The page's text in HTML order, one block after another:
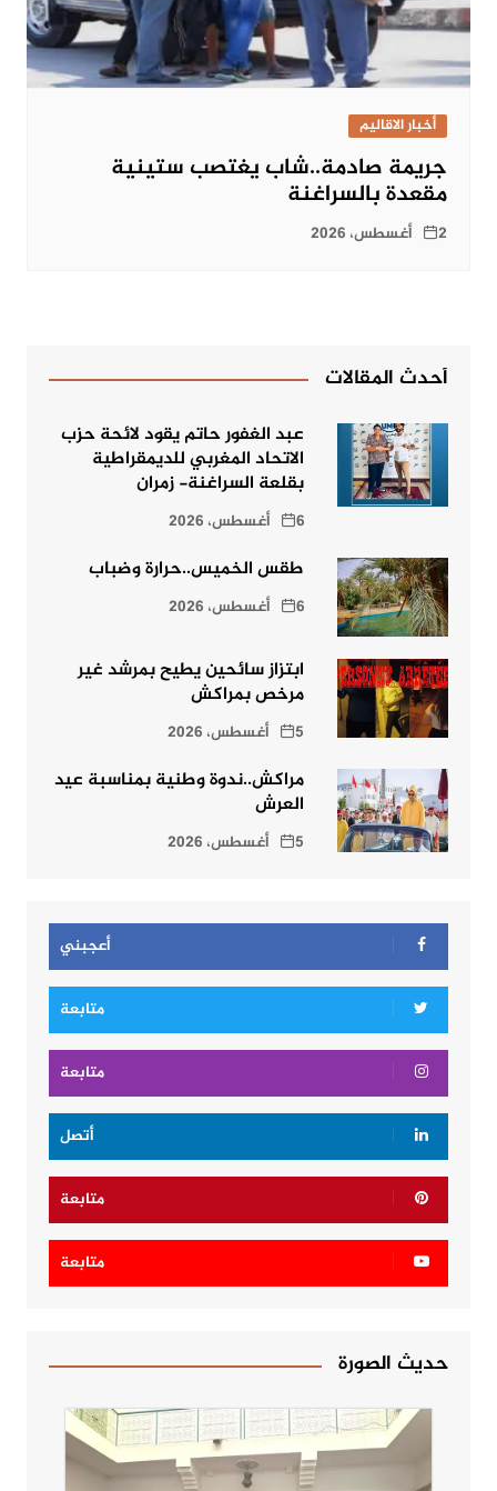
أخبار الاقاليم
جريمة صادمة..شاب يغتصب ستينية
مقعدة بالسراغنة
2 أغسطس، 2026
أحدث المقالات
عبد الغفور حاتم يقود لائحة حزب
الاتحاد المغربي للديمقراطية
بقلعة السراغنة- زمران
6 أغسطس، 2026
طقس الخميس..حرارة وضباب
6 أغسطس، 2026
ابتزاز سائحين يطيح بمرشد غير
مرخص بمراكش
5 أغسطس، 2026
مراكش..ندوة وطنية بمناسبة عيد
العرش
5 أغسطس، 2026
أعجبني
متابعة
متابعة
أتصل
متابعة
متابعة
حديث الصورة